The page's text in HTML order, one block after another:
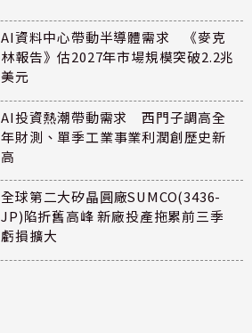
AI資料中心帶動半導體需求 《麥克
林報告》估2027年市場規模突破2.2兆
美元
AI投資熱潮帶動需求 西門子調高全
年財測、單季工業事業利潤創歷史新
高
全球第二大矽晶圓廠SUMCO(3436-
JP)陷折舊高峰 新廠投產拖累前三季
虧損擴大